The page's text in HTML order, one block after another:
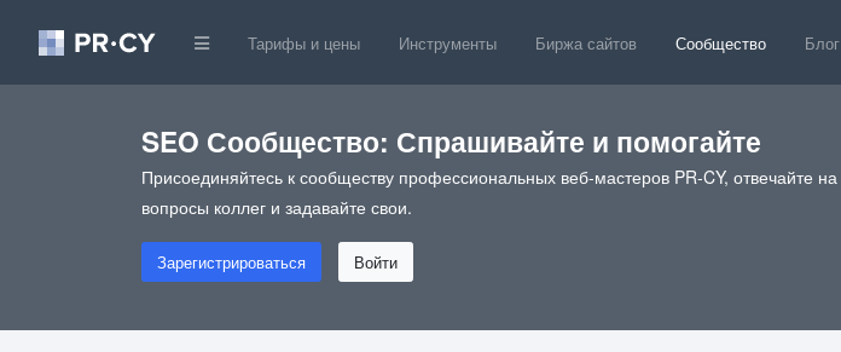
Тарифы и цены Инструменты Биржа сайтов Сообщество Блог
SEO Сообщество: Спрашивайте и помогайте
Присоединяйтесь к сообществу профессиональных веб-мастеров PR-CY, отвечайте на
вопросы коллег и задавайте свои.
Зарегистрироваться Войти